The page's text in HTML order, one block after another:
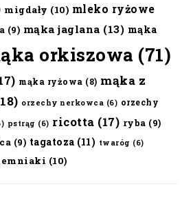
migdały (10) mleko ryżowe
(9) mąka jaglana (13) mąka
orkiszowa (71)
mąka ryżowa (8) mąka z
orzechy nerkowca (6) orzechy
pstrąg (6) ricotta (17) ryba (9)
(9) tagatoza (11) twaróg (6)
(10)